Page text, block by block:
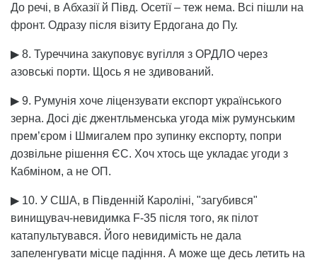
До речі, в Абхазії й Півд. Осетії – теж нема. Всі пішли на
фронт. Одразу після візиту Ердогана до Пу.
▶ 8. Туреччина закуповує вугілля з ОРДЛО через
азовські порти. Щось я не здивований.
▶ 9. Румунія хоче ліцензувати експорт українського
зерна. Досі діє джентльменська угода між румунським
прем’єром і Шмигалем про зупинку експорту, попри
дозвільне рішення ЄС. Хоч хтось ще укладає угоди з
Кабміном, а не ОП.
▶ 10. У США, в Південній Кароліні, "загубився"
винищувач-невидимка F-35 після того, як пілот
катапультувався. Його невидимість не дала
запеленгувати місце падіння. А може ще десь летить на